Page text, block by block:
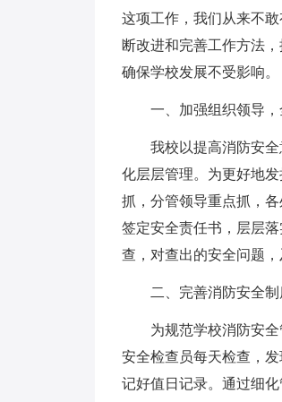
这项工作，我们从来不
断改进和完善工作方法
确保学校发展不受影响。
一、加强组织领导
我校以提高消防安
化层层管理。为更好地
抓，分管领导重点抓，
签定安全责任书，层层
查，对查出的安全问题，
二、完善消防安全
为规范学校消防安
安全检查员每天检查，
记好值日记录。通过细